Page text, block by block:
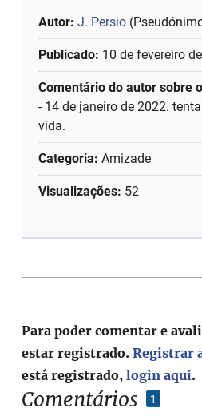
Autor:J. Persio
Publicado: 10 de fevereiro
Comentário do autor sobre
- 14 de janeiro de 2022.
vida.
Categoria: Amizade
Visualizações: 52
Comentários 1
Para poder comentar e
estar registrado.Registrar
está registrado,login aqui.